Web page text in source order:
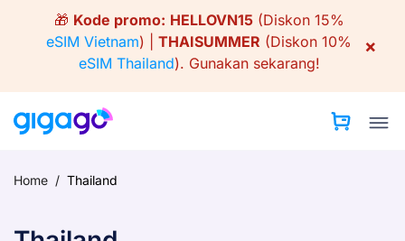
🎁 Kode promo: HELLOVN15(Diskon 15%
eSIM Vietnam) | THAISUMMER (Diskon 10%
eSIM Thailand). Gunakan sekarang!
×
Home / Thailand